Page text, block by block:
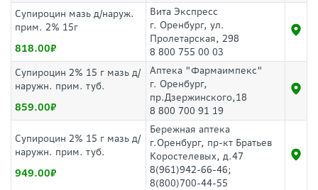
Супироцин мазь д/наруж.
прим. 2% 15г
818.00
Вита Экспресс
г. Оренбург, ул.
Пролетарская, 298
8 800 755 00 03
Супироцин 2% 15 г мазь д/
наружн. прим. туб.
859.00
Аптека "Фармаимпекс"
г. Оренбург,
пр.Дзержинского,18
8 800 700 91 19
Супироцин 2% 15 г мазь д/
наружн. прим. туб.
949.00
Бережная аптека
г.Оренбург, пр-кт Братьев
Коростелевых, д.47
8(961)942-66-46;
8(800)700-44-55